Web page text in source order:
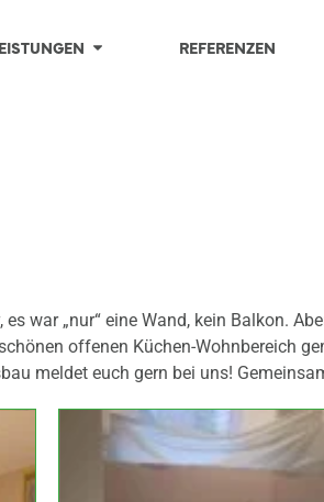
REFERENZEN
war „nur“ eine Wand, kein Balkon.
offenen Küchen-Wohnbereich
meldet euch gern bei uns!